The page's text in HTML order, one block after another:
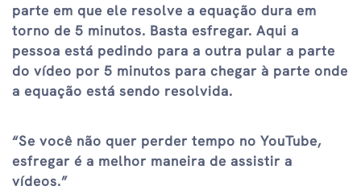
parte em que ele resolve a equação dura em
torno de 5 minutos. Basta esfregar. Aqui a
pessoa está pedindo para a outra pular a parte
do vídeo por 5 minutos para chegar à parte onde
a equação está sendo resolvida.
“Se você não quer perder tempo no YouTube,
esfregar é a melhor maneira de assistir a
vídeos.”